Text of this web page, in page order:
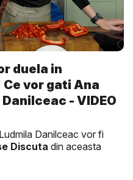
duela in
vor gati Ana
- VIDEO
Danilceac vor fi
Discuta din aceasta